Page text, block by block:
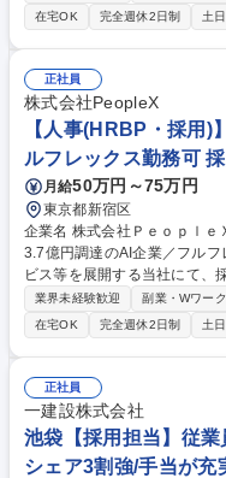
据えた複合的な提案を実施。 【詳細】■新規顧客開拓、継続的な提案 ■顧
客の課題やニーズのヒアリン
提案資料作成、プレゼン、契
平準化 ■営業戦略の立案・実
く、AIを駆使して人事の現場
明確な製品です。 募集職種 【★】【フィールドセールス】AI×HR領域の
自社製品で採用・労働課題を
在宅OK
完全週休2日制 土
正社員
株式会社PeopleX
【人事(HRBP・採用)
ルフレックス勤務可
月給50万円～75万円
東京都新宿区
企業名 株式会社ＰｅｏｐｌｅＸ 求人名 【人事（HRBP・採用）】シー
3.7億円調達のAI企業／フルフレックス勤務可
ビス等を展開する当社にて、
た採用計画策定や選考運用、
ロダクト改善へのフィードバック等
営陣との採用計画・要件策定
成 ■ATSを活用した選考管理
事の魅力】AIを活用した最先
きます。採用だけでなくプロ
できる環境です。 募集職種 【人事（HRBP・採用）】シード23.7億円調
達のAI企業／フルフレックス
業界未経験歓迎 副業・Wワー
在宅OK
完全週休2日制 土
正社員
一建設株式会社
池袋【採用担当】従
シェア3割強/手当が充